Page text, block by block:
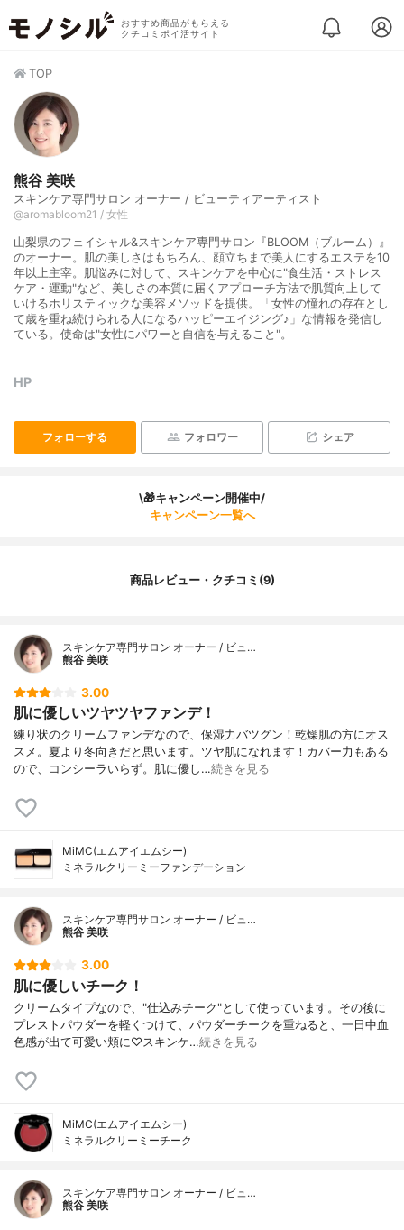
おすすめ商品がもらえる
クチコミポイ活サイト
TOP
熊谷 美咲
スキンケア専門サロン オーナー / ビューティアーティスト
@aromabloom21 / 女性
山梨県のフェイシャル&スキンケア専門サロン『BLOOM（ブルーム）』
のオーナー。肌の美しさはもちろん、顔立ちまで美人にするエステを10
年以上主宰。肌悩みに対して、スキンケアを中心に"食生活・ストレス
ケア・運動"など、美しさの本質に届くアプローチ方法で肌質向上して
いけるホリスティックな美容メソッドを提供。「女性の憧れの存在とし
て歳を重ね続けられる人になるハッピーエイジング♪」な情報を発信し
ている。使命は"女性にパワーと自信を与えること"。
HP
フォローする フォロワー シェア
\🎁キャンペーン開催中/
キャンペーン一覧へ
商品レビュー・クチコミ(9)
スキンケア専門サロン オーナー / ビュ…
熊谷 美咲
3.00
肌に優しいツヤツヤファンデ！
練り状のクリームファンデなので、保湿力バツグン！乾燥肌の方にオス
スメ。夏より冬向きだと思います。ツヤ肌になれます！カバー力もある
ので、コンシーラいらず。肌に優し…続きを見る
MiMC(エムアイエムシー)
ミネラルクリーミーファンデーション
スキンケア専門サロン オーナー / ビュ…
熊谷 美咲
3.00
肌に優しいチーク！
クリームタイプなので、"仕込みチーク"として使っています。その後に
プレストパウダーを軽くつけて、パウダーチークを重ねると、一日中血
色感が出て可愛い頬に♡スキンケ…続きを見る
MiMC(エムアイエムシー)
ミネラルクリーミーチーク
スキンケア専門サロン オーナー / ビュ…
熊谷 美咲